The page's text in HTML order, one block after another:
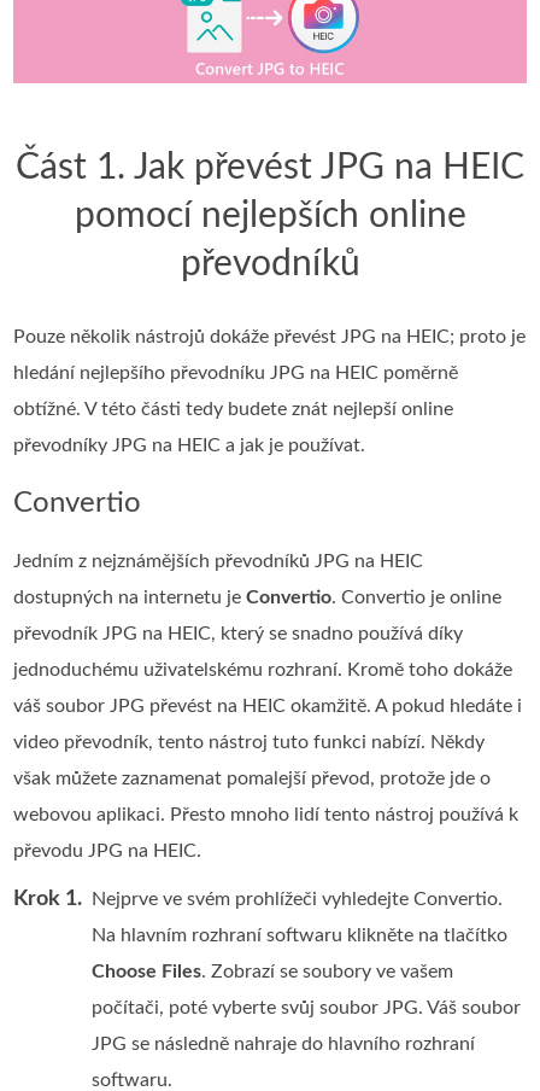
Část 1. Jak převést JPG na HEIC
pomocí nejlepších online
převodníků
Pouze několik nástrojů dokáže převést JPG na HEIC; proto je
hledání nejlepšího převodníku JPG na HEIC poměrně
obtížné. V této části tedy budete znát nejlepší online
převodníky JPG na HEIC a jak je používat.
Convertio
Jedním z nejznámějších převodníků JPG na HEIC
dostupných na internetu jeConvertio. Convertio je online
převodník JPG na HEIC, který se snadno používá díky
jednoduchému uživatelskému rozhraní. Kromě toho dokáže
váš soubor JPG převést na HEIC okamžitě. A pokud hledáte i
video převodník, tento nástroj tuto funkci nabízí. Někdy
však můžete zaznamenat pomalejší převod, protože jde o
webovou aplikaci. Přesto mnoho lidí tento nástroj používá k
převodu JPG na HEIC.
Krok 1.
Nejprve ve svém prohlížeči vyhledejte Convertio.
Na hlavním rozhraní softwaru klikněte na tlačítko
Choose Files. Zobrazí se soubory ve vašem
počítači, poté vyberte svůj soubor JPG. Váš soubor
JPG se následně nahraje do hlavního rozhraní
softwaru.